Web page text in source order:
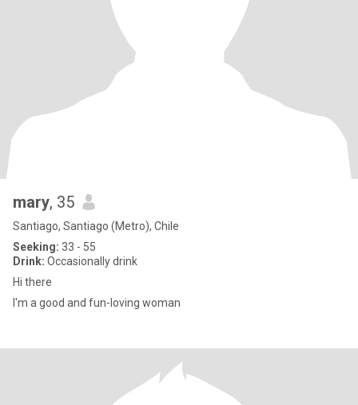
mary, 35
Santiago, Santiago (Metro), Chile
Seeking: 33 - 55
Drink: Occasionally drink
Hi there
I'm a good and fun-loving woman